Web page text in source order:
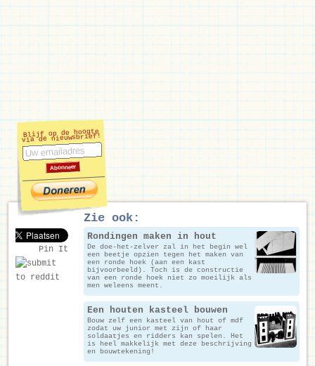
Blijf op de hoogte
via de nieuwsbrief!
Pin It
Zie ook:
Rondingen maken in hout
De doe-het-zelver zal in het begin wel
een beetje opzien tegen het maken van
een ronde hoek (aan een kast
bijvoorbeeld). Toch is de constructie
van een ronde hoek niet zo moeilijk als
men weleens meent.
Een houten kasteel bouwen
Bouw zelf een kasteel van hout of mdf
zodat uw junior met zijn of haar
soldaatjes en ridders kan spelen. Het
is heel makkelijk met deze beschrijving
en bouwtekening!